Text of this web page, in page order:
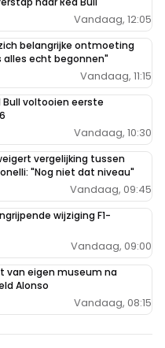
Vandaag, 12:05
belangrijke ontmoeting
alles echt begonnen"
Vandaag, 11:15
Bull voltooien eerste
Vandaag, 10:30
vergelijking tussen
"Nog niet dat niveau"
Vandaag, 09:45
wijziging F1-
Vandaag, 09:00
van eigen museum na
Alonso
Vandaag, 08:15